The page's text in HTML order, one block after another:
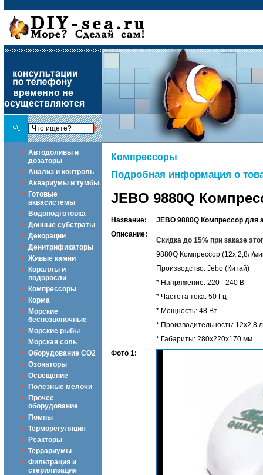
временно не
осуществляются
Автодоливы и
дозаторы
Анализ и контроль
Аквариумы и тумбы
Готовые
аквасистемы
Водоподготовка
Донные субстраты
Декорации
Денитрификаторы
Живые камни
Кораллы и
водоросли
Компрессоры
Корма
Морские
беспозвоночные
Морские рыбы
Морская соль
Оборудование CO2
Озонаторы
Освещение
Полезные мелочи
Прочее
оборудование
Помпы
Терморегуляция
Реакторы
Террариумы
Фильтрация и
стерилизация
Компрессоры
Подробная информация о
JEBO 9880Q
Название:
JEBO 9880Q Компрессор для
Описание:
Скидка до 15% при заказе
9880Q Компрессор (12х 2,8л/
Производство: Jebo (Китай)
* Напряжение: 220 - 240 В
* Частота тока: 50 Гц
* Мощность: 48 Вт
* Производительность: 12x2,8
* Габариты: 280х220х170 мм
Фото 1: